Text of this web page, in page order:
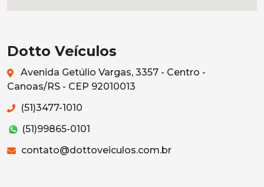
Dotto Veículos
Avenida Getúlio Vargas, 3357 - Centro -
Canoas/RS - CEP 92010013
(51)3477-1010
(51)99865-0101
contato@dottoveiculos.com.br